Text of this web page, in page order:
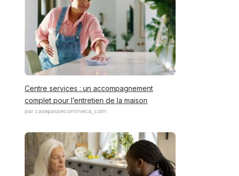
Centre services : un accompagnement
complet pour l’entretien de la maison
par casepassecommeca_com